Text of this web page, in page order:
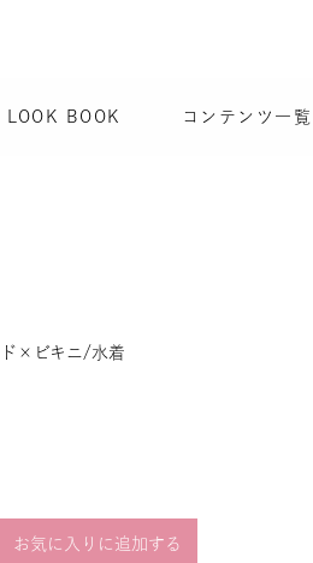
LOOK BOOK コンテンツ一覧
ド×ビキニ/水着
お気に入りに追加する